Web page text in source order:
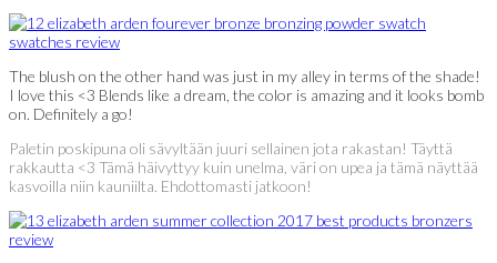
The blush on the other hand was just in my alley in terms of the shade!
I love this <3 Blends like a dream, the color is amazing and it looks bomb
on. Definitely a go!
Paletin poskipuna oli sävyltään juuri sellainen jota rakastan! Täyttä
rakkautta <3 Tämä häivyttyy kuin unelma, väri on upea ja tämä näyttää
kasvoilla niin kauniilta. Ehdottomasti jatkoon!